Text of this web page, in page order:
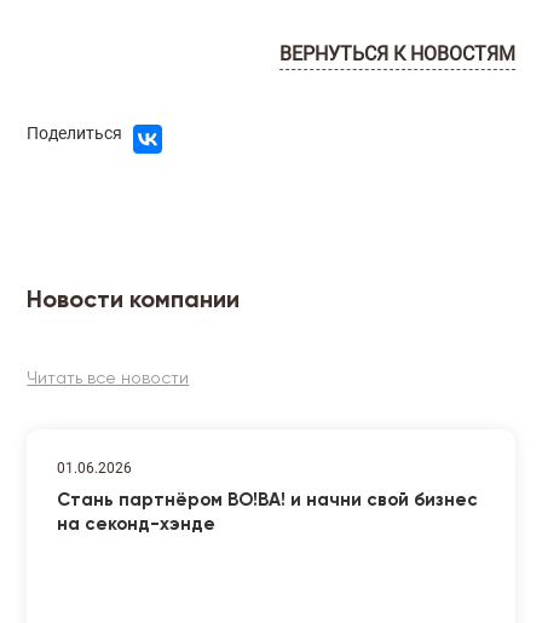
ВЕРНУТЬСЯ К НОВОСТЯМ
Поделиться
Новости компании
Читать все новости
01.06.2026
Стань партнёром ВО!ВА! и начни свой бизнес
на секонд-хэнде